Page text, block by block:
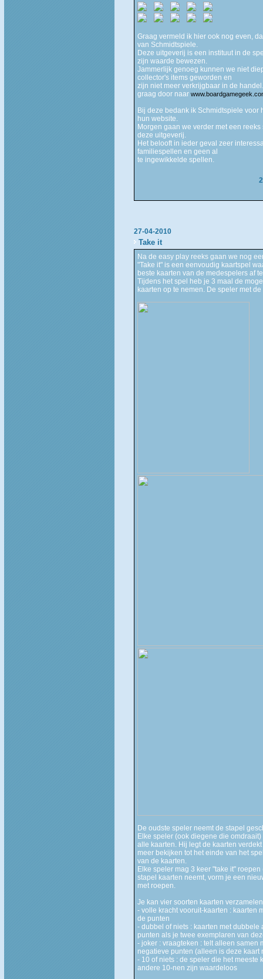
Graag vermeld ik hier ook nog even,
van Schmidtspiele.
Deze uitgeverij is een instituut in de
zijn waarde bewezen.
Jammerlijk genoeg kunnen we niet
collector's items geworden en
zijn niet meer verkrijgbaar in de
graag door naar
Bij deze bedank ik Schmidtspiele
hun website.
Morgen gaan we verder met een
deze uitgeverij.
Het belooft in ieder geval zeer
familiespellen en geen al
te ingewikkelde spellen.
27-04-2010
Take it
Na de easy play reeks gaan we nog
"Take it" is een eenvoudig kaartspel
beste kaarten van de medespelers af
Tijdens het spel heb je 3 maal de
kaarten op te nemen. De speler met
De oudste speler neemt de stapel
Elke speler (ook diegene die
alle kaarten. Hij legt de kaarten
meer bekijken tot het einde van het
van de kaarten.
Elke speler mag 3 keer "take it"
stapel kaarten neemt, vorm je een
met roepen.
Je kan vier soorten kaarten
- volle kracht vooruit-kaarten : kaarten
de punten
- dubbel of niets : kaarten met
punten als je twee exemplaren van
- joker : vraagteken : telt alleen samen
negatieve punten (alleen is deze kaart
- 10 of niets : de speler die het meeste
andere 10-nen zijn waardeloos